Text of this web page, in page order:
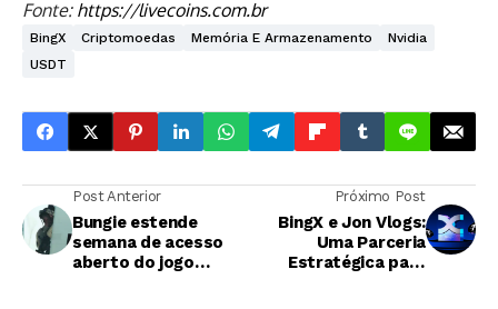
Fonte: https://livecoins.com.br
BingX Criptomoedas Memória E Armazenamento
Nvidia
USDT
Post Anterior
Bungie estende
semana de acesso
aberto do jogo
Próximo Post
BingX e Jon Vlogs:
Uma Parceria
Estratégica para